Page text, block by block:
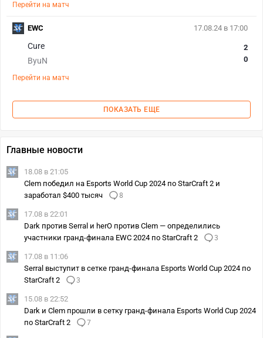
Перейти на матч
17.08.24 в 17:00
Cure
ByuN
2
0
Перейти на матч
EWC
ПОКАЗАТЬ ЕЩЕ
Главные новости
18.08 в 21:05
Clem победил на Esports World Cup 2024 по StarCraft 2 и
заработал $400 тысяч
8
17.08 в 22:01
Dark против Serral и herO против Clem — определились
участники гранд-финала EWC 2024 по StarCraft 2
3
17.08 в 11:06
Serral выступит в сетке гранд-финала Esports World Cup 2024 по
StarCraft 2
3
15.08 в 22:52
Dark и Clem прошли в сетку гранд-финала Esports World Cup 2024
по StarCraft 2
7